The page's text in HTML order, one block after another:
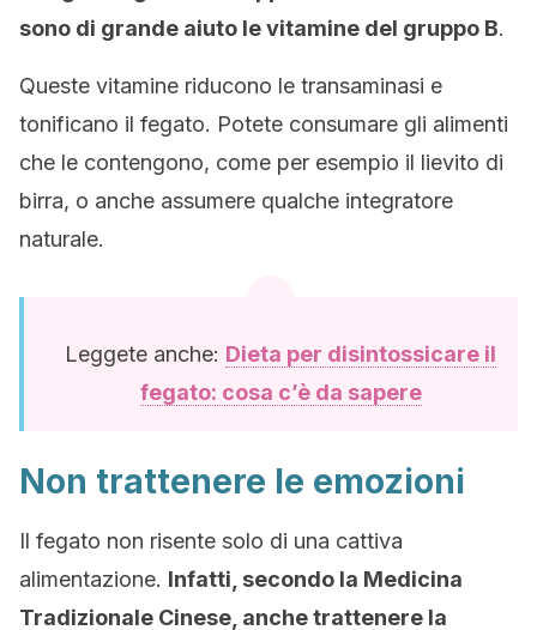
sono di grande aiuto le vitamine del gruppo B.
Queste vitamine riducono le transaminasi e
tonificano il fegato. Potete consumare gli alimenti
che le contengono, come per esempio il lievito di
birra, o anche assumere qualche integratore
naturale.
Leggete anche: Dieta per disintossicare il
fegato: cosa c’è da sapere
Non trattenere le emozioni
Il fegato non risente solo di una cattiva
alimentazione. Infatti, secondo la Medicina
Tradizionale Cinese, anche trattenere la